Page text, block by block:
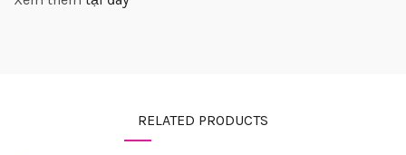
RELATED PRODUCTS